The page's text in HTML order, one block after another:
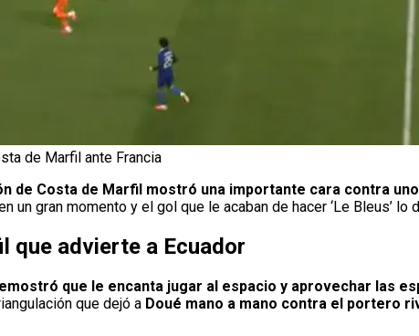
de Marfil ante Francia
de Costa de Marfil mostró una importante cara contra
un gran momento y el gol que le acaban de hacer ‘Le Bleus’ lo
que advierte a Ecuador
que le encanta jugar al espacio y aprovechar las
que dejó a Doué mano a mano contra el portero